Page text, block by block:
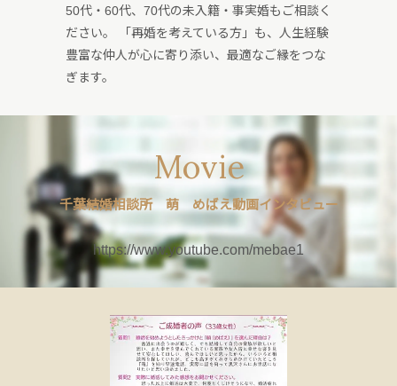
50代・60代、70代の未入籍・事実婚もご相談く
ださい。 「再婚を考えている方」も、人生経験
豊富な仲人が心に寄り添い、最適なご縁をつな
ぎます。
Movie
千葉結婚相談所 萌 めばえ動画インタビュー
https://www.youtube.com/mebae1